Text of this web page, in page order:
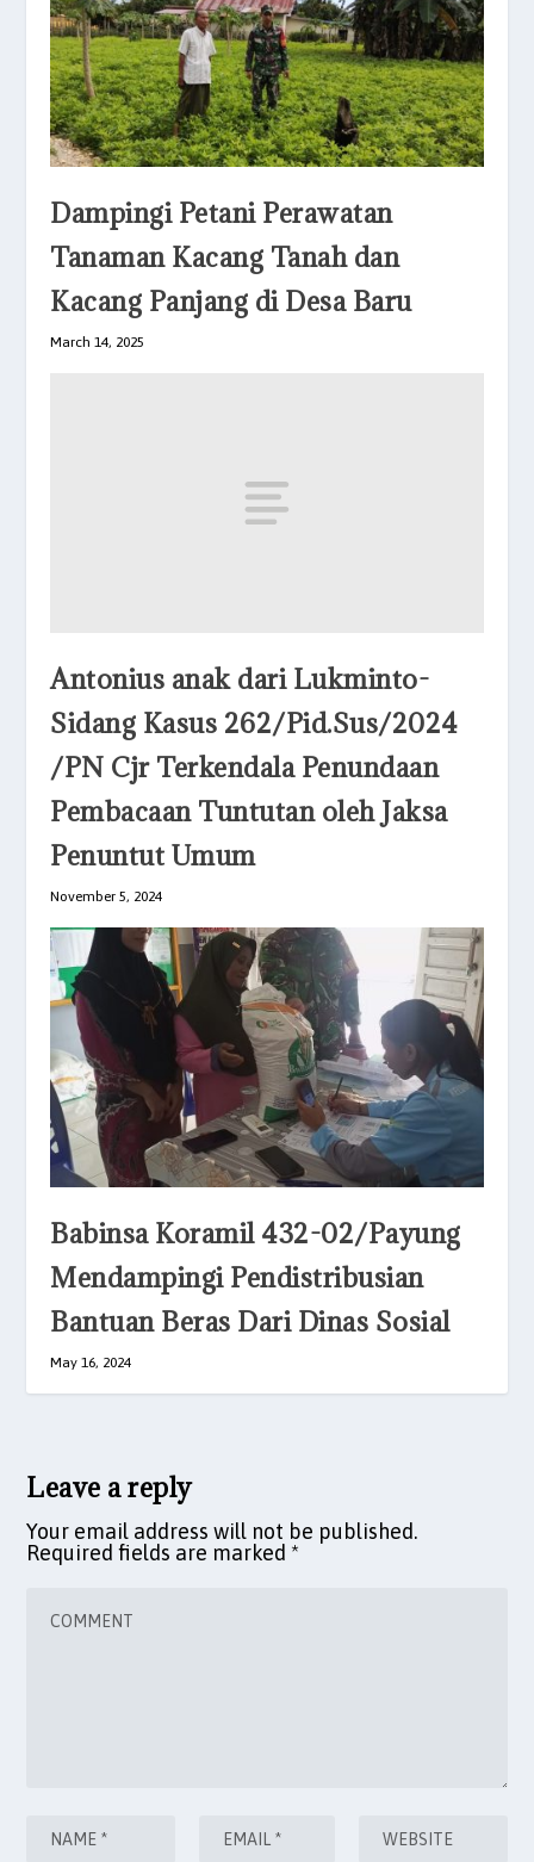
Dampingi Petani Perawatan
Tanaman Kacang Tanah dan
Kacang Panjang di Desa Baru
March 14, 2025
Antonius anak dari Lukminto-
Sidang Kasus 262/Pid.Sus/2024
/PN Cjr Terkendala Penundaan
Pembacaan Tuntutan oleh Jaksa
Penuntut Umum
November 5, 2024
Babinsa Koramil 432-02/Payung
Mendampingi Pendistribusian
Bantuan Beras Dari Dinas Sosial
May 16, 2024
Leave a reply
Your email address will not be published.
Required fields are marked *